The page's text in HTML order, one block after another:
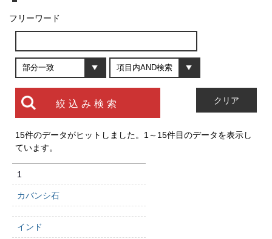
フリーワード
15件のデータがヒットしました。1～15件目のデータを表示し
ています。
1
カバンシ石
インド